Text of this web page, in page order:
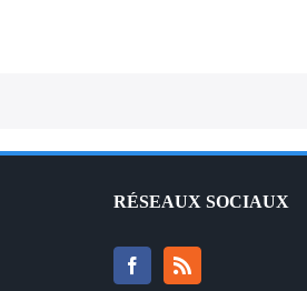
RÉSEAUX SOCIAUX